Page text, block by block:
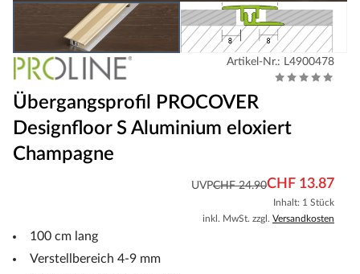
Artikel-Nr.: L4900478
Übergangsprofil PROCOVER
Designfloor S Aluminium eloxiert
Champagne
UVPCHF 24.90CHF 13.87
Inhalt: 1 Stück
inkl. MwSt. zzgl. Versandkosten
100 cm lang
Verstellbereich 4-9 mm